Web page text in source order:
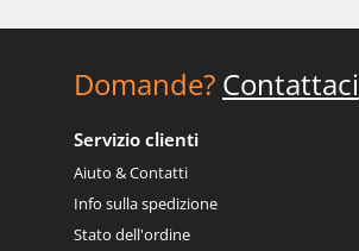
Domande? Contattaci
Servizio clienti
Aiuto & Contatti
Info sulla spedizione
Stato dell'ordine